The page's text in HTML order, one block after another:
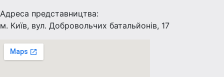
Адреса представництва:
м. Київ, вул. Добровольчих батальйонів, 17